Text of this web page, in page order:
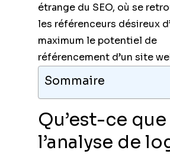
étrange du SEO, où se
les référenceurs désireux
maximum le potentiel de
référencement d’un site
Sommaire
Qu’est-ce que
l’analyse de